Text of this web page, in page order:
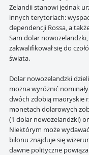
Zelandii stanowi jednak
innych terytoriach:
dependencji Rossa, a
Sam dolar
zakwalifikował się do
świata.
Dolar nowozelandzki
można wyróżnić
dwóch zdobią maoryskie
monetach dolarowych
(1 dolar nowozelandzki)
Niektórym może
bilonu znajduje się
dawne polityczne